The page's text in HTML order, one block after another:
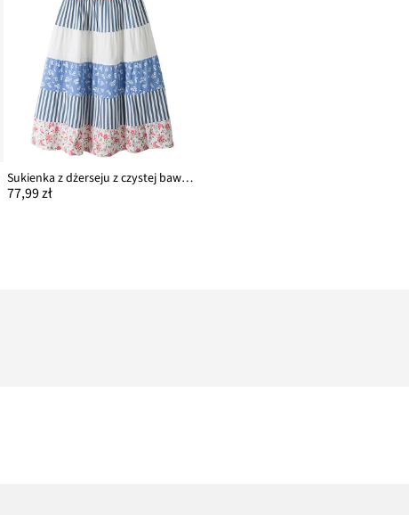
Sukienka z dżerseju z czystej bawełny organicznej
77,99 zł